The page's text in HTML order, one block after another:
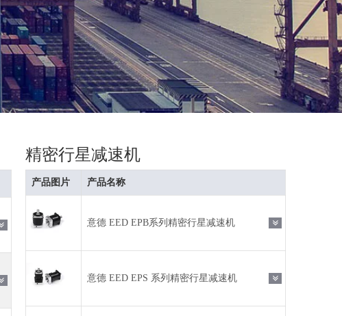
精密行星减速机
产品图片 产品名称
意德 EED EPB系列精密行星减速机
意德 EED EPS 系列精密行星减速机